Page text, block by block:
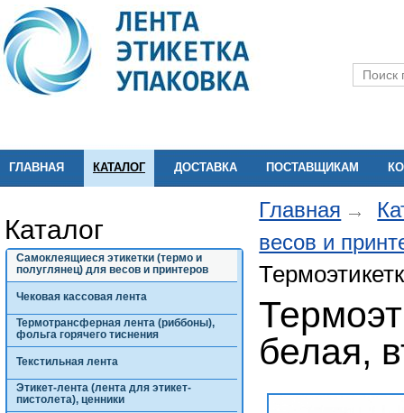
ГЛАВНАЯ КАТАЛОГ ДОСТАВКА ПОСТАВЩИКАМ
Каталог
Самоклеящиеся этикетки (термо и
полуглянец) для весов и принтеров
Чековая кассовая лента
Термотрансферная лента (риббоны),
фольга горячего тиснения
Текстильная лента
Этикет-лента (лента для этикет-
пистолета), ценники
Главная
весов и
белая,